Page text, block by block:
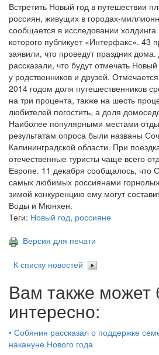
Встретить Новый год в путешествии
россиян, живущих в городах-
сообщается в исследовании
которого публикует «Интерфакс». 43
заявили, что проведут праздник
рассказали, что будут отмечать
у родственников и друзей.
2014 годом доля путешественников
на три процента, также на шесть
любителей погостить, а доля
Наиболее популярными местами
результатам опроса были названы
Калининградской области. При
отечественные туристы чаще всего
Европе. 11 декабря сообщалось, что
самых любимых россиянами
зимой конкуренцию ему могут
Воды и Мюнхен.
Теги: Новый год, россияне
Версия для печати
К списку новостей
Вам также может
интересно:
• Собянин рассказал о поддержке
накануне Нового года